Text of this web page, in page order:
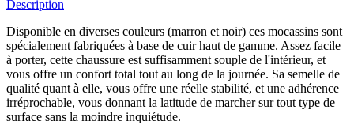
Description
Disponible en diverses couleurs (marron et noir) ces mocassins sont
spécialement fabriquées à base de cuir haut de gamme. Assez facile
à porter, cette chaussure est suffisamment souple de l'intérieur, et
vous offre un confort total tout au long de la journée. Sa semelle de
qualité quant à elle, vous offre une réelle stabilité, et une adhérence
irréprochable, vous donnant la latitude de marcher sur tout type de
surface sans la moindre inquiétude.